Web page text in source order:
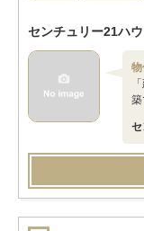
センチュリー21ハ
物
築